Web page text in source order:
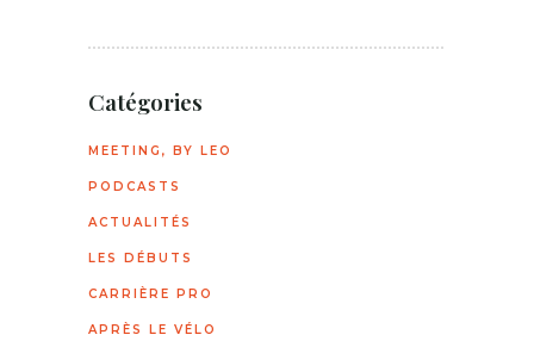
Catégories
MEETING, BY LEO
PODCASTS
ACTUALITÉS
LES DÉBUTS
CARRIÈRE PRO
APRÈS LE VÉLO